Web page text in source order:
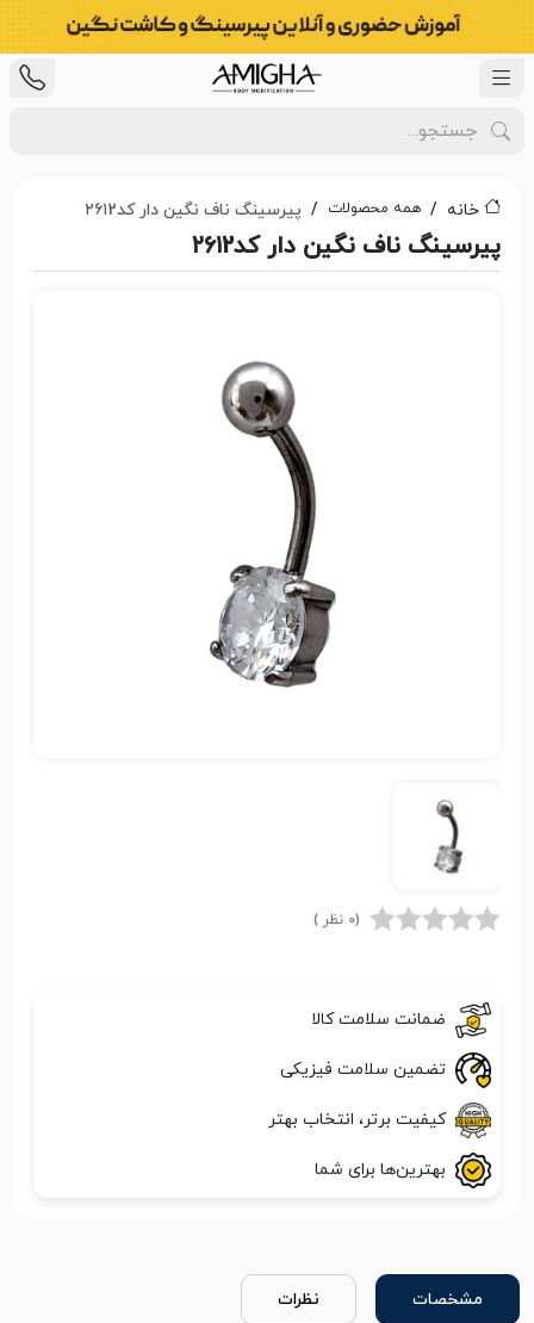
خانه همه محصولات پیرسینگ ناف نگین دار کد۲۶۱2
پیرسینگ ناف نگین دار کد۲۶۱2
(0 نظر )
ضمانت سلامت کالا
تضمین سلامت فیزیکی
کیفیت برتر، انتخاب بهتر
بهترین‌ها برای شما
مشخصات نظرات